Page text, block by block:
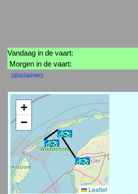
Vandaag in de vaart:
Morgen in de vaart:
(disclaimer)
+
−
Leaflet